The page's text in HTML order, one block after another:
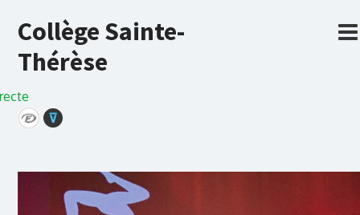
Collège Sainte-
Thérèse
⊽